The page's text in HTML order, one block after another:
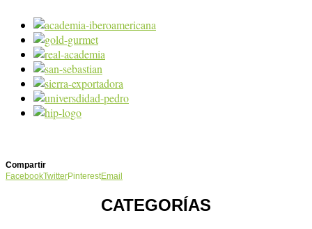
Compartir
FacebookTwitterPinterestEmail
CATEGORÍAS